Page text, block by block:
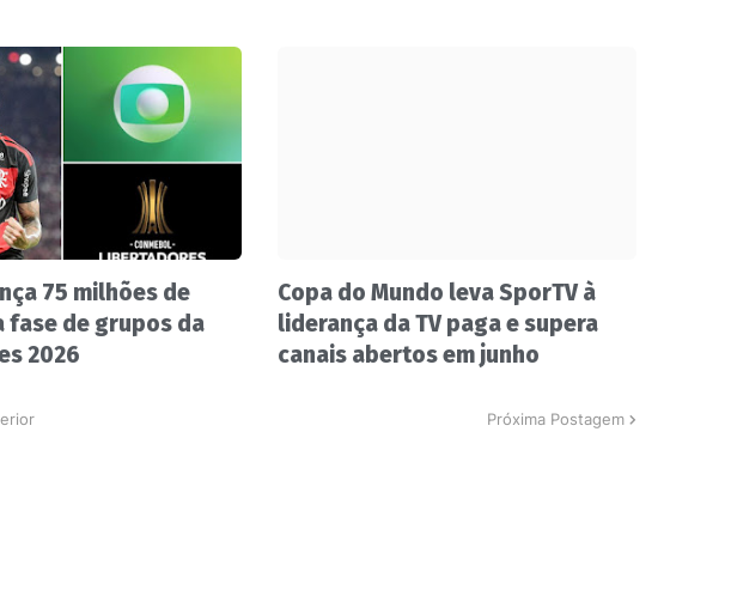
75 milhões de
fase de grupos da
2026
Copa do Mundo leva SporTV à
liderança da TV paga e supera
canais abertos em junho
Próxima Postagem